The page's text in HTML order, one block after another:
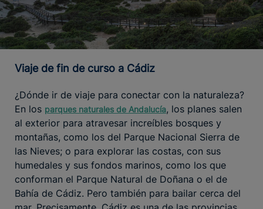
Viaje de fin de curso a Cádiz
¿Dónde ir de viaje para conectar con la naturaleza?
En los parques naturales de Andalucía, los planes salen
al exterior para atravesar increíbles bosques y
montañas, como los del Parque Nacional Sierra de
las Nieves; o para explorar las costas, con sus
humedales y sus fondos marinos, como los que
conforman el Parque Natural de Doñana o el de
Bahía de Cádiz. Pero también para bailar cerca del